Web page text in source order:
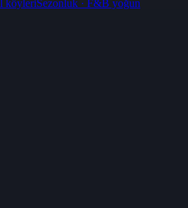
köyleriSezonluk · F&B yoğun